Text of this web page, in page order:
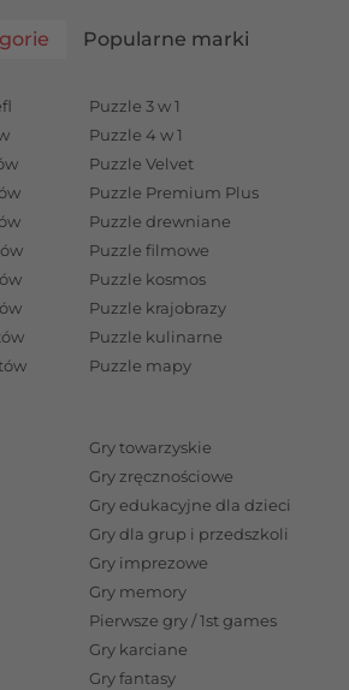
Popularne marki
Puzzle 3 w 1
Puzzle 4 w 1
Puzzle Velvet
Puzzle Premium Plus
Puzzle drewniane
Puzzle filmowe
Puzzle kosmos
Puzzle krajobrazy
Puzzle kulinarne
Puzzle mapy
Gry towarzyskie
Gry zręcznościowe
Gry edukacyjne dla dzieci
Gry dla grup i przedszkoli
Gry imprezowe
Gry memory
Pierwsze gry / 1st games
Gry karciane
Gry fantasy